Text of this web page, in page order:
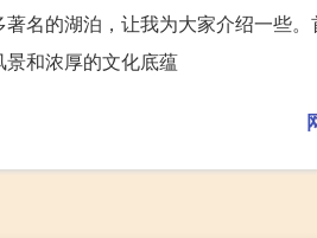
著名的湖泊，让我为大家介绍一些
景和浓厚的文化底蕴